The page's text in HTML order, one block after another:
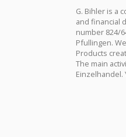
G. Bihler is a
and financial
number 824/
Pfullingen.
Products
The main
Einzelhandel.